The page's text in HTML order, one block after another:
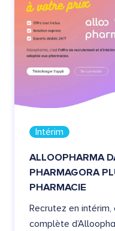
Intérim
ALLOOPHARMA
PHARMAGORA
PHARMACIE
Recrutez en intérim,
complète